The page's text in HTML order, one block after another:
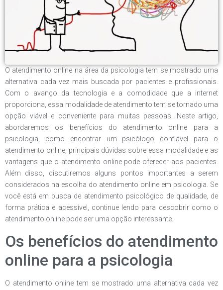
O atendimento online na área da psicologia tem se mostrado uma
alternativa cada vez mais buscada por pacientes e profissionais.
Com o avanço da tecnologia e a comodidade que a internet
proporciona, essa modalidade de atendimento tem se tornado uma
opção viável e conveniente para muitas pessoas. Neste artigo,
abordaremos os benefícios do atendimento online para a
psicologia, como encontrar um psicólogo confiável para o
atendimento online, principais dúvidas sobre essa modalidade e as
vantagens que o atendimento online pode oferecer aos pacientes.
Além disso, discutiremos alguns pontos importantes a serem
considerados na escolha do atendimento online em psicologia. Se
você está em busca de atendimento psicológico de qualidade, de
forma prática e acessível, continue lendo para descobrir como o
atendimento online pode ser uma opção interessante.
Os benefícios do atendimento
online para a psicologia
O atendimento online tem se mostrado uma alternativa cada vez